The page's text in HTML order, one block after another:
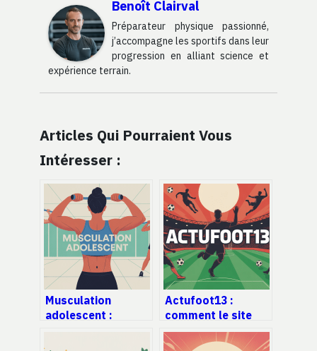
Benoît Clairval
Préparateur physique passionné,
j’accompagne les sportifs dans leur
progression en alliant science et
expérience terrain.
Articles Qui Pourraient Vous
Intéresser :
Musculation
adolescent :
Actufoot13 :
comment le site
s’est imposé dans
le paysage du foot